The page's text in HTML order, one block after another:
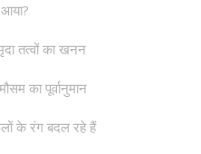
तत्वों का खनन
का पूर्वानुमान
के रंग बदल रहे हैं